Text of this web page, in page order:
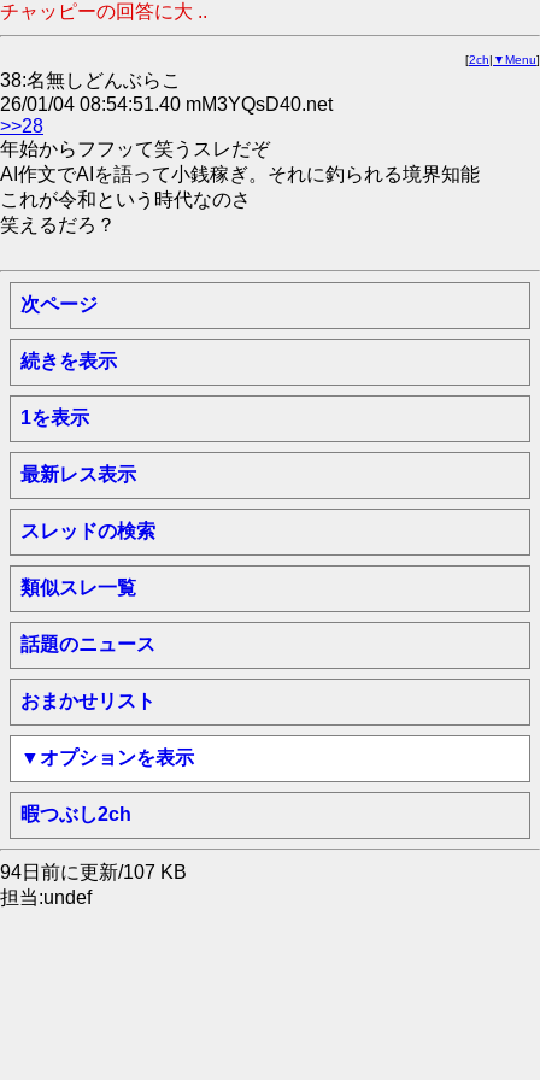
チャッピーの回答に大 ..
[2ch| ▼Menu]
38:名無しどんぶらこ
26/01/04 08:54:51.40 mM3YQsD40.net
>>28
年始からフフッて笑うスレだぞ
AI作文でAIを語って小銭稼ぎ。それに釣られる境界知能
これが令和という時代なのさ
笑えるだろ？
次ページ
続きを表示
1を表示
最新レス表示
スレッドの検索
類似スレ一覧
話題のニュース
おまかせリスト
▼オプションを表示
暇つぶし2ch
94日前に更新/107 KB
担当:undef